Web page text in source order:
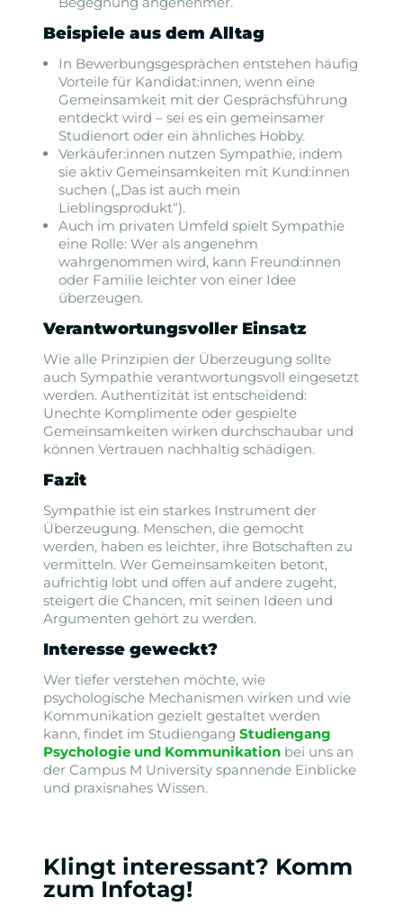
Beispiele aus dem Alltag
In Bewerbungsgesprächen entstehen häufig
Vorteile für Kandidat:innen, wenn eine
Gemeinsamkeit mit der Gesprächsführung
entdeckt wird – sei es ein gemeinsamer
Studienort oder ein ähnliches Hobby.
Verkäufer:innen nutzen Sympathie, indem
sie aktiv Gemeinsamkeiten mit Kund:innen
suchen („Das ist auch mein
Lieblingsprodukt“).
Auch im privaten Umfeld spielt Sympathie
eine Rolle: Wer als angenehm
wahrgenommen wird, kann Freund:innen
oder Familie leichter von einer Idee
überzeugen.
Verantwortungsvoller Einsatz
Wie alle Prinzipien der Überzeugung sollte
auch Sympathie verantwortungsvoll eingesetzt
werden. Authentizität ist entscheidend:
Unechte Komplimente oder gespielte
Gemeinsamkeiten wirken durchschaubar und
können Vertrauen nachhaltig schädigen.
Fazit
Sympathie ist ein starkes Instrument der
Überzeugung. Menschen, die gemocht
werden, haben es leichter, ihre Botschaften zu
vermitteln. Wer Gemeinsamkeiten betont,
aufrichtig lobt und offen auf andere zugeht,
steigert die Chancen, mit seinen Ideen und
Argumenten gehört zu werden.
Interesse geweckt?
Wer tiefer verstehen möchte, wie
psychologische Mechanismen wirken und wie
Kommunikation gezielt gestaltet werden
kann, findet im Studiengang Studiengang
Psychologie und Kommunikation bei uns an
der Campus M University spannende Einblicke
und praxisnahes Wissen.
Klingt interessant? Komm
zum Infotag!